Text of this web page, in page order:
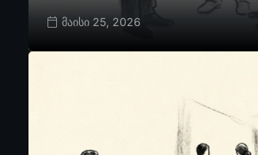
მაისი 25, 2026